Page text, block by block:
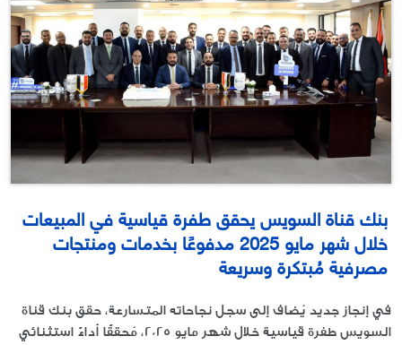
بنك قناة السويس يحقق طفرة قياسية في المبيعات
خلال شهر مايو 2025 مدفوعًا بخدمات ومنتجات
مصرفية مُبتكرة وسريعة
في إنجاز جديد يُضاف إلى سجل نجاحاته المتسارعة، حقق بنك قناة
السويس طفرة قياسية خلال شهر مايو 2025، مُحققًا أداءً استثنائي